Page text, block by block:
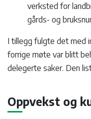
verksted for
gårds- og
I tillegg fulgte det med
forrige møte var blitt
delegerte saker. Den
Oppvekst og